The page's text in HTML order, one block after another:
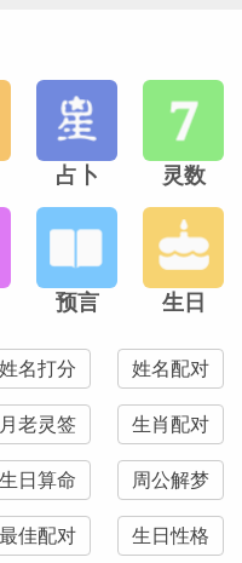
木”的五行
”运势，对于孩子
有利的年份，利于
平时家长注意一下
无碍。
大运程详解
赏识
官之人还是经商
任，勤奋做事，不
占卜 灵数
预言 生日
姓名打分 姓名配对
月老灵签 生肖配对
生日算命 周公解梦
最佳配对 生日性格